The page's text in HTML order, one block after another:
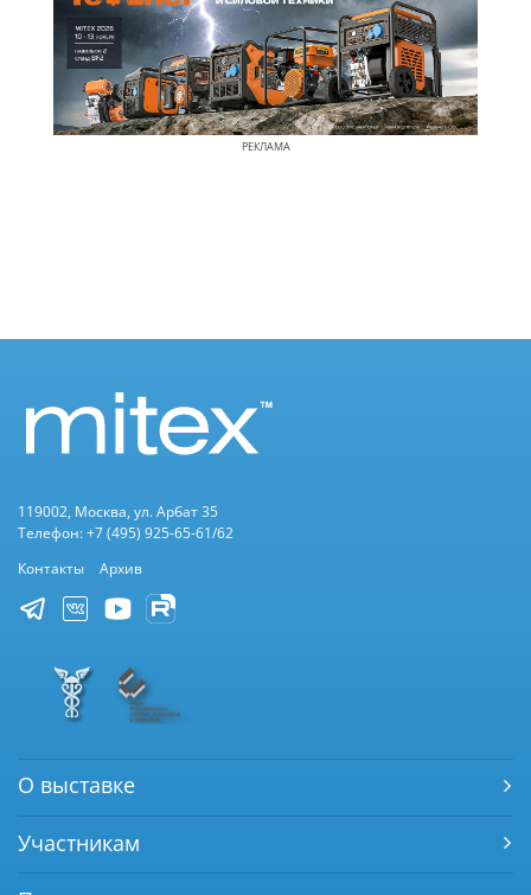
РЕКЛАМА
119002, Москва, ул. Арбат 35
Телефон: +7 (495) 925-65-61/62
Контакты
Архив
О выставке
Участникам